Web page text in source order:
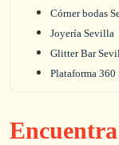
Córner bodas
Joyería Sevilla
Glitter Bar
Plataforma